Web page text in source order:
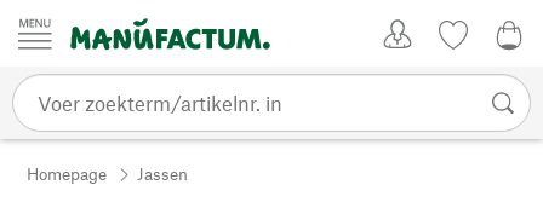
Passer au contenu
Homepage Jassen